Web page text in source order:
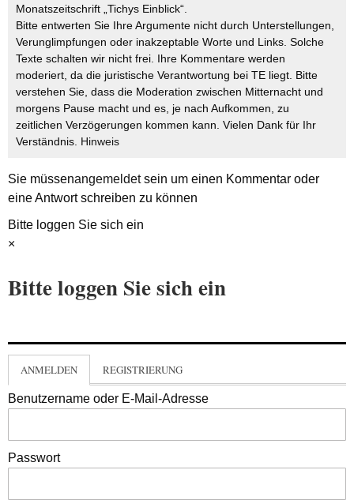
Monatszeitschrift „Tichys Einblick“.
Bitte entwerten Sie Ihre Argumente nicht durch Unterstellungen,
Verunglimpfungen oder inakzeptable Worte und Links. Solche
Texte schalten wir nicht frei. Ihre Kommentare werden
moderiert, da die juristische Verantwortung bei TE liegt. Bitte
verstehen Sie, dass die Moderation zwischen Mitternacht und
morgens Pause macht und es, je nach Aufkommen, zu
zeitlichen Verzögerungen kommen kann. Vielen Dank für Ihr
Verständnis. Hinweis
Sie müssenangemeldetsein um einen Kommentar oder
eine Antwort schreiben zu können
Bitte loggen Sie sich ein
×
Bitte loggen Sie sich ein
ANMELDEN REGISTRIERUNG
Benutzername oder E-Mail-Adresse
Passwort